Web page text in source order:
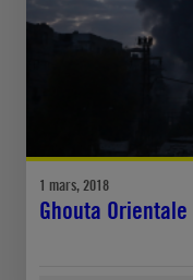
1 mars, 2018
Ghouta